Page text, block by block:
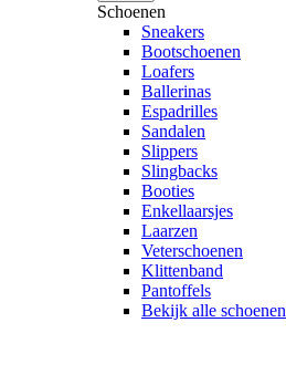
Schoenen
Sneakers
Bootschoenen
Loafers
Ballerinas
Espadrilles
Sandalen
Slippers
Slingbacks
Booties
Enkellaarsjes
Laarzen
Veterschoenen
Klittenband
Pantoffels
Bekijk alle schoenen